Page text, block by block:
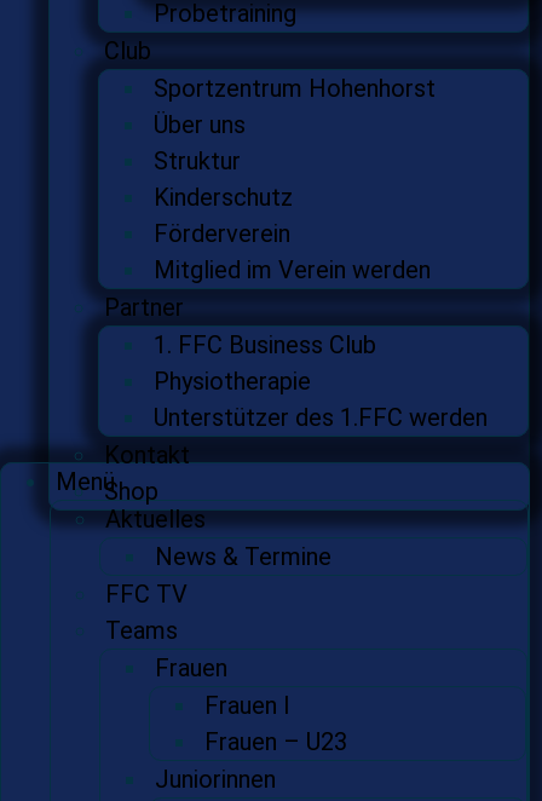
Probetraining
Club
Sportzentrum Hohenhorst
Über uns
Struktur
Kinderschutz
Förderverein
Mitglied im Verein werden
Partner
1. FFC Business Club
Physiotherapie
Unterstützer des 1.FFC werden
Kontakt
Shop
Menü
Aktuelles
News & Termine
FFC TV
Teams
Frauen
Frauen I
Frauen – U23
Juniorinnen